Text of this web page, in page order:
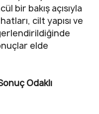
bir bakış açısıyla
cilt yapısı ve
elde
Odaklı